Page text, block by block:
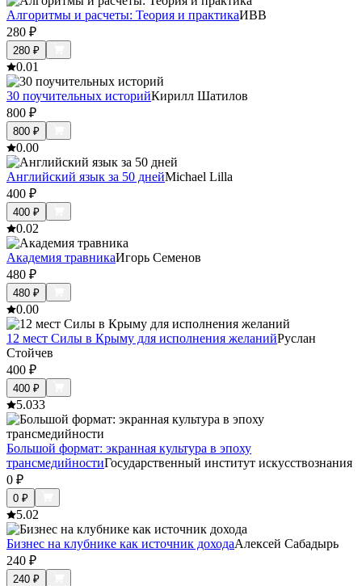
Алгоритмы и расчеты: Теория и практикаИВВ
280 ₽
280 ₽
0.01
30 поучительных историйКирилл Шатилов
800 ₽
800 ₽
0.00
Английский язык за 50 днейMichael Lilla
400 ₽
400 ₽
0.02
Академия травникаИгорь Семенов
480 ₽
480 ₽
0.00
12 мест Силы в Крыму для исполнения желанийРуслан
Стойчев
400 ₽
400 ₽
5.033
Большой формат: экранная культура в эпоху
трансмедийностиГосударственный институт искусствознания
0 ₽
0 ₽
5.02
Бизнес на клубнике как источник доходаАлексей Сабадырь
240 ₽
240 ₽